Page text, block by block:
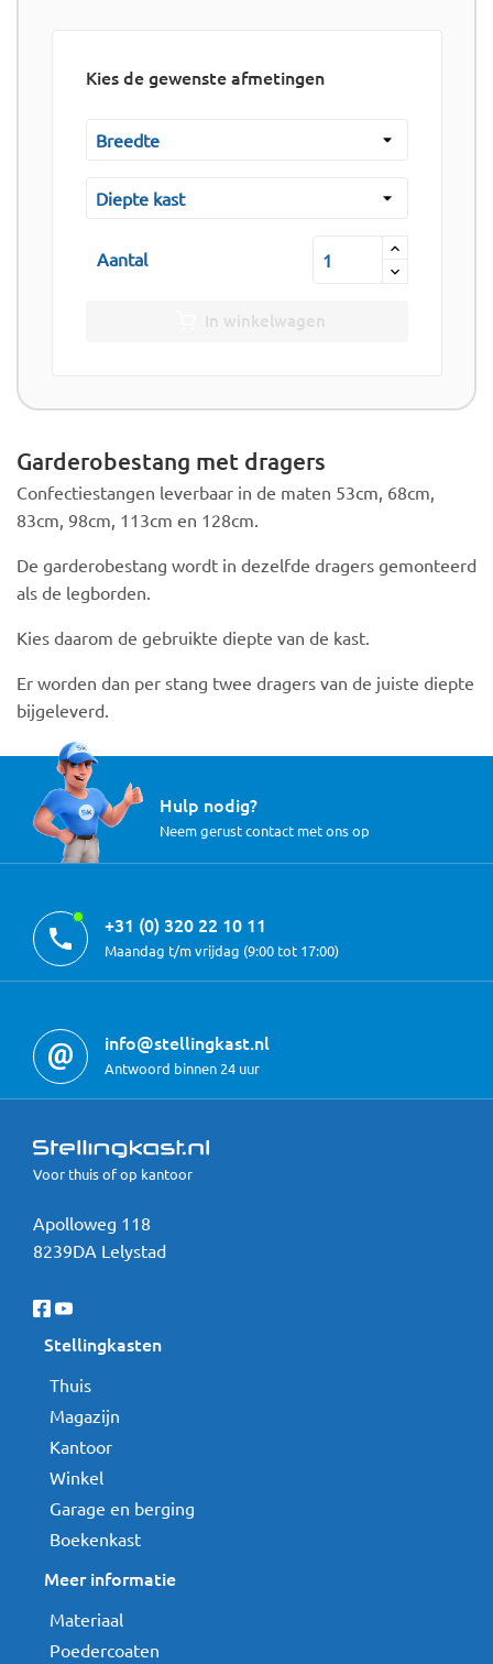
Kies de gewenste afmetingen
Aantal
In winkelwagen
Garderobestang met dragers
Confectiestangen leverbaar in de maten 53cm, 68cm,
83cm, 98cm, 113cm en 128cm.
De garderobestang wordt in dezelfde dragers gemonteerd
als de legborden.
Kies daarom de gebruikte diepte van de kast.
Er worden dan per stang twee dragers van de juiste diepte
bijgeleverd.
Hulp nodig?
Neem gerust contact met ons op
+31 (0) 320 22 10 11
Maandag t/m vrijdag (9:00 tot 17:00)
info@stellingkast.nl
Antwoord binnen 24 uur
Voor thuis of op kantoor
Apolloweg 118
8239DA Lelystad
Stellingkasten
Thuis
Magazijn
Kantoor
Winkel
Garage en berging
Boekenkast
Meer informatie
Materiaal
Poedercoaten